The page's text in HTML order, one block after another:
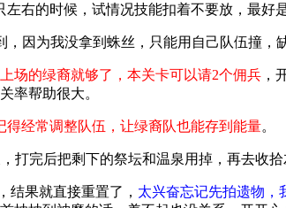
右的时候，试情况技能扣着不要放，最好
因为我没拿到蛛丝，只能用自己队伍撞，
场的绿裔就够了，本关卡可以请2个佣兵 ，
率帮助很大。
得经常调整队伍，让绿裔队也能存到能量。
打完后把剩下的祭坛和温泉用掉，再去收拾
结果就直接重置了， 太兴奋忘记先拍遗物，